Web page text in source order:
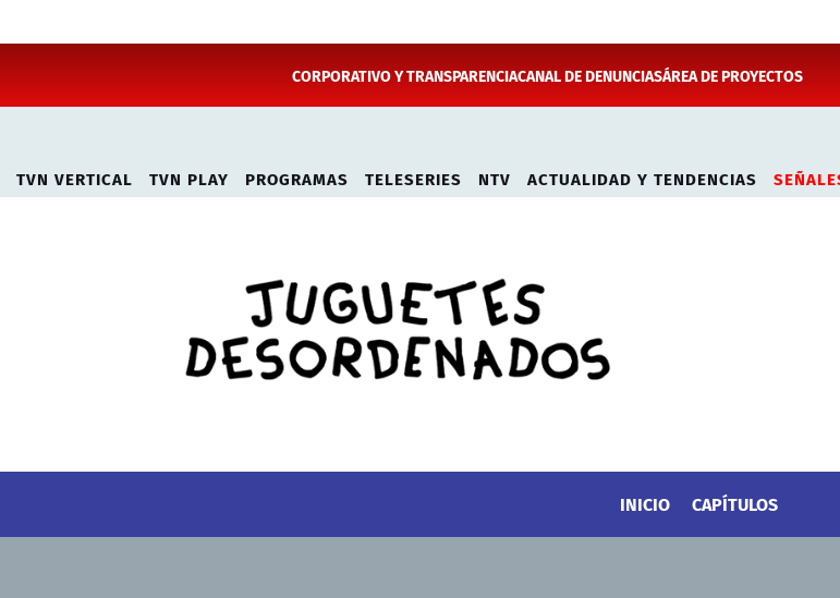
CORPORATIVO Y TRANSPARENCIACANAL DE DENUNCIASÁREA DE PROYECTOS
TVN VERTICAL TVN PLAY PROGRAMAS TELESERIES NTV ACTUALIDAD Y TENDENCIAS
INICIO CAPÍTULOS